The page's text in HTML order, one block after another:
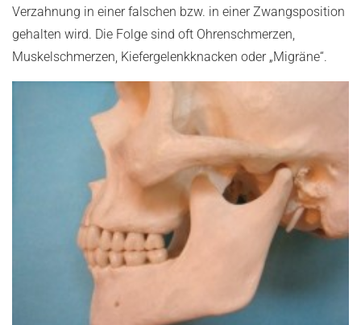
Verzahnung in einer falschen bzw. in einer Zwangsposition
gehalten wird. Die Folge sind oft Ohrenschmerzen,
Muskelschmerzen, Kiefergelenkknacken oder „Migräne“.